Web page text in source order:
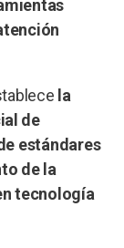
la
de
estándares
de la
tecnología